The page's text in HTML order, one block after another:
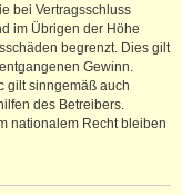
bei Vertragsschluss
im Übrigen der Höhe
begrenzt. Dies gilt
Gewinn.
gilt sinngemäß auch
des Betreibers.
nationalem Recht bleiben